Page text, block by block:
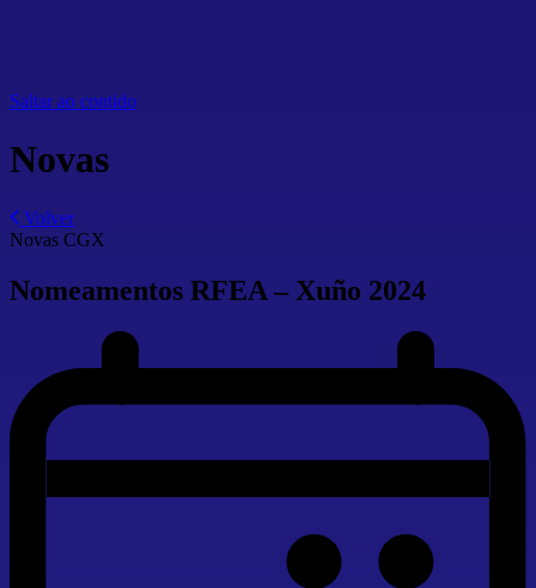
Saltar ao contido
Novas
Volver
Novas CGX
Nomeamentos RFEA – Xuño 2024